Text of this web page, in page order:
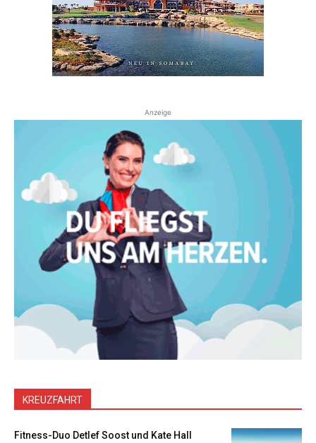
Anzeige
KREUZFAHRT
Fitness-Duo Detlef Soost und Kate Hall